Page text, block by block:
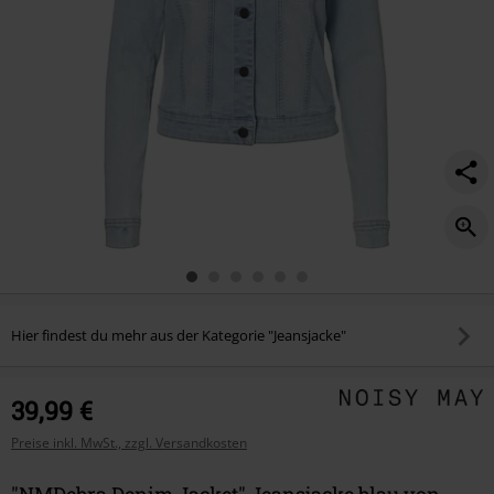
Hier findest du mehr aus der Kategorie "Jeansjacke"
39,99 €
Preise inkl. MwSt., zzgl. Versandkosten